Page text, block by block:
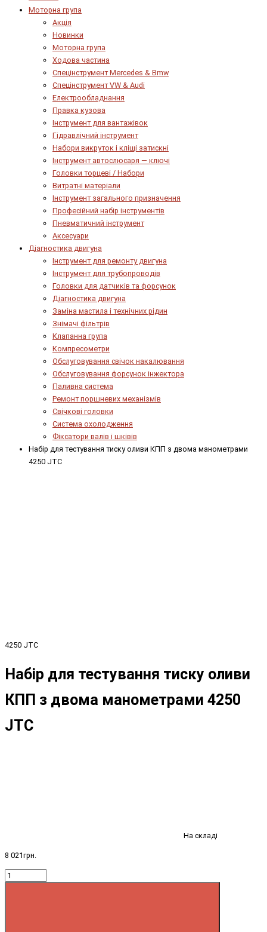
Моторна група
Акція
Новинки
Моторна група
Ходова частина
Спецінструмент Mercedes & Bmw
Спецінструмент VW & Audi
Електрообладнання
Правка кузова
Інструмент для вантажівок
Гідравлічний інструмент
Набори викруток і кліщі затискні
Інструмент автослюсаря — ключі
Головки торцеві / Набори
Витратні матеріали
Інструмент загального призначення
Професійний набір інструментів
Пневматичний інструмент
Аксесуари
Діагностика двигуна
Інструмент для ремонту двигуна
Інструмент для трубопроводів
Головки для датчиків та форсунок
Діагностика двигуна
Заміна мастила і технічних рідин
Знімачі фільтрів
Клапанна група
Компресометри
Обслуговування свічок накалювання
Обслуговування форсунок інжектора
Паливна система
Ремонт поршневих механізмів
Свічкові головки
Система охолодження
Фіксатори валів і шківів
Набір для тестування тиску оливи КПП з двома манометрами
4250 JTC
4250 JTC
Набір для тестування тиску оливи
КПП з двома манометрами 4250
JTC
На складі
8 021грн.